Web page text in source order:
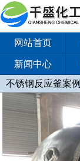
网站首页
新闻中心
不锈钢反应釜案例